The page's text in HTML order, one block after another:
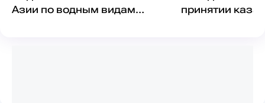
Азии по водным видам
принятии